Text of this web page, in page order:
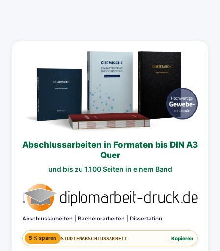
diplomarbeit-druck.de
Abschlussarbeiten | Bachelorarbeiten | Dissertation
5 % sparen STUDIENABSCHLUSSARBEIT Kopieren
Abschlussarbeiten in Formaten bis DIN A3
Quer
und bis zu 1.100 Seiten in einem Band